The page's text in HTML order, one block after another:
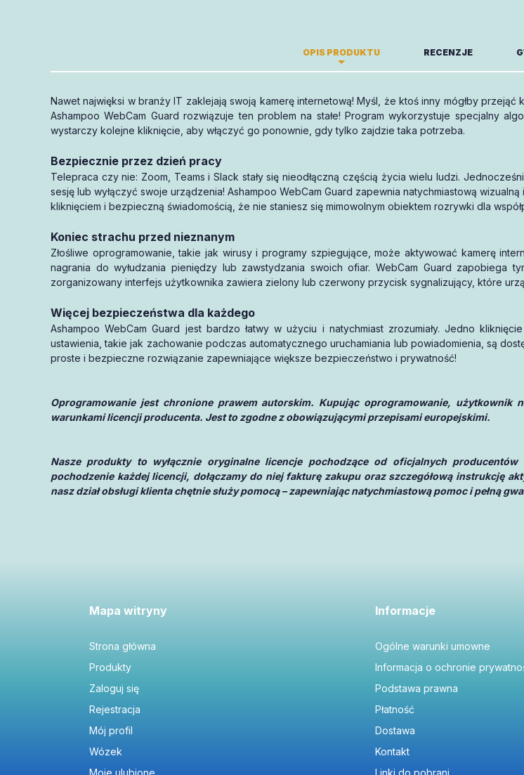
OPIS PRODUKTU RECENZJE
Nawet najwięksi w branży IT zaklejają swoją kamerę internetową! Myśl, że ktoś inny mógłby
Ashampoo WebCam Guard rozwiązuje ten problem na stałe! Program wykorzystuje specjalny
wystarczy kolejne kliknięcie, aby włączyć go ponownie, gdy tylko zajdzie taka potrzeba.
Bezpiecznie przez dzień pracy
Telepraca czy nie: Zoom, Teams i Slack stały się nieodłączną częścią życia wielu ludzi.
sesję lub wyłączyć swoje urządzenia! Ashampoo WebCam Guard zapewnia natychmiastową
kliknięciem i bezpieczną świadomością, że nie staniesz się mimowolnym obiektem rozrywki dla
Koniec strachu przed nieznanym
Złośliwe oprogramowanie, takie jak wirusy i programy szpiegujące, może aktywować kamerę
nagrania do wyłudzania pieniędzy lub zawstydzania swoich ofiar. WebCam Guard zapobiega
zorganizowany interfejs użytkownika zawiera zielony lub czerwony przycisk sygnalizujący, które
Więcej bezpieczeństwa dla każdego
Ashampoo WebCam Guard jest bardzo łatwy w użyciu i natychmiast zrozumiały. Jedno
ustawienia, takie jak zachowanie podczas automatycznego uruchamiania lub powiadomienia, są
proste i bezpieczne rozwiązanie zapewniające większe bezpieczeństwo i prywatność!
Oprogramowanie jest chronione prawem autorskim. Kupując oprogramowanie,
warunkami licencji producenta. Jest to zgodne z obowiązującymi przepisami europejskimi.
Nasze produkty to wyłącznie oryginalne licencje pochodzące od oficjalnych
pochodzenie każdej licencji, dołączamy do niej fakturę zakupu oraz szczegółową instrukcję
nasz dział obsługi klienta chętnie służy pomocą – zapewniając natychmiastową pomoc i pełną
mają 1-miesięczny okres ważności.
wsparcie
pełną gwarancję
Mapa witryny
Strona główna
Produkty
Zaloguj się
Rejestracja
Mój profil
Wózek
Moje ulubione
Informacje
Ogólne warunki umowne
Informacja o ochronie
Podstawa prawna
Płatność
Dostawa
Kontakt
Linki do pobrani